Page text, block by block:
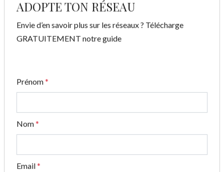
ADOPTE TON RÉSEAU
Envie d’en savoir plus sur les réseaux ? Télécharge
GRATUITEMENT notre guide
Prénom*
Nom*
Email*